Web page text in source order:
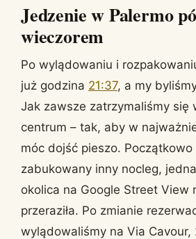
Jedzenie w Palermo
wieczorem
Po wylądowaniu i
już godzina 21:37, a my
Jak zawsze zatrzymaliśmy się
centrum – tak, aby w
móc dojść pieszo. Początkowo
zabukowany inny nocleg,
okolica na Google Street View
przeraziła. Po zmianie
wylądowaliśmy na Via Cavour,